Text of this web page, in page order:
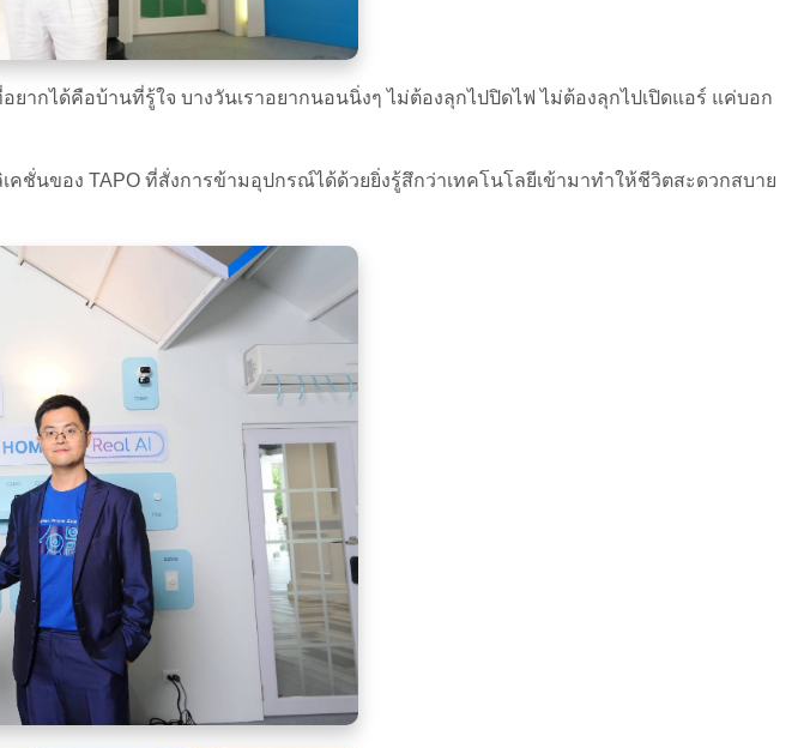
กได้คือบ้านที่รู้ใจ บางวันเราอยากนอนนิ่งๆ ไม่ต้องลุกไปปิดไฟ ไม่ต้องลุกไปเปิดแอร์ แค่บอก
นของ TAPO ที่สั่งการข้ามอุปกรณ์ได้ด้วยยิ่งรู้สึกว่าเทคโนโลยีเข้ามาทำให้ชีวิตสะดวกสบาย